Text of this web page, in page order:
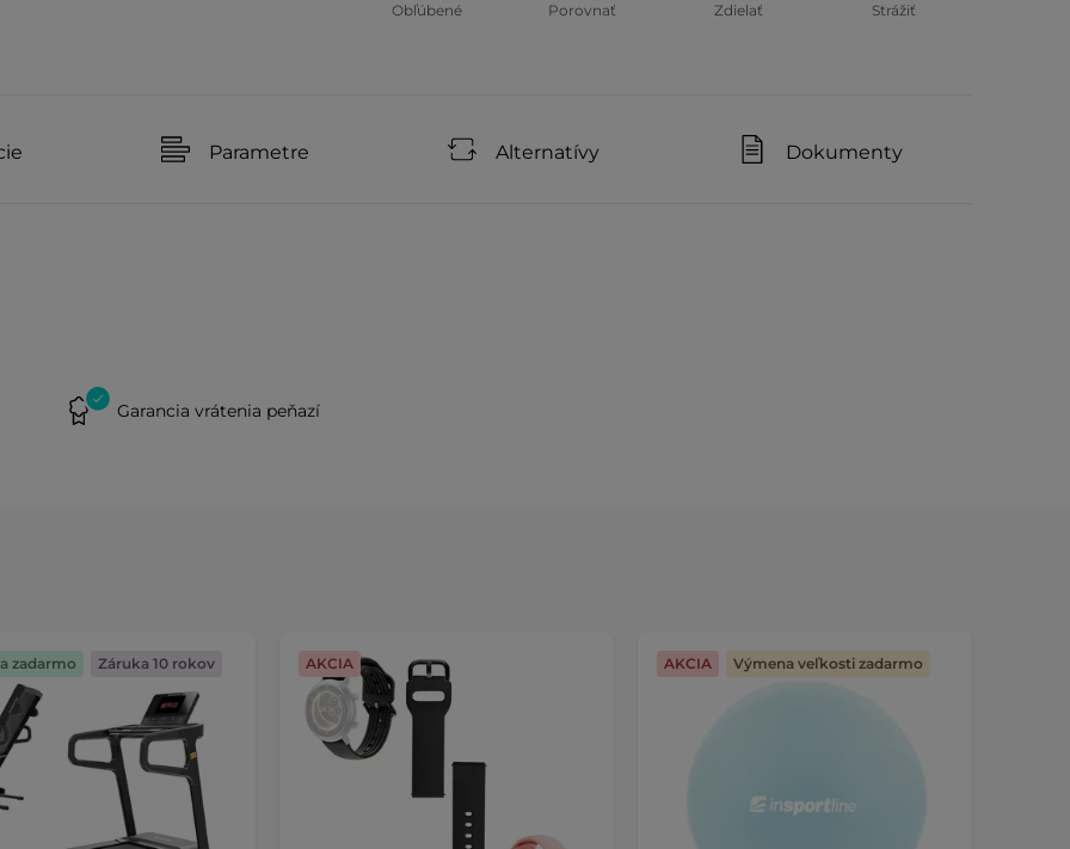
Obľúbené Porovnať Zdielať Strážiť
Parametre Alternatívy Dokumenty
Garancia vrátenia peňazí
zadarmo Záruka 10 rokov AKCIA AKCIA Výmena veľkosti zadarmo